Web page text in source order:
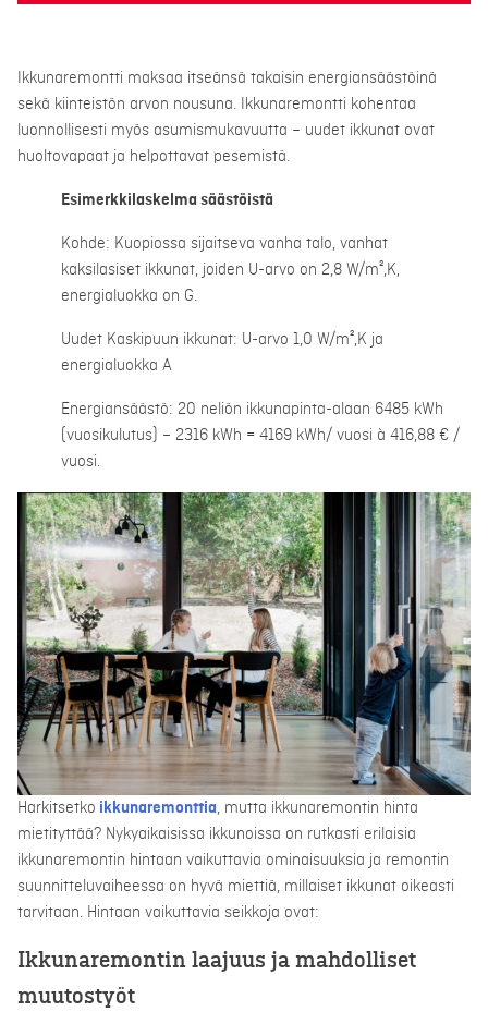
Ikkunaremontti maksaa itseänsä takaisin energiansäästöinä
sekä kiinteistön arvon nousuna. Ikkunaremontti kohentaa
luonnollisesti myös asumismukavuutta – uudet ikkunat ovat
huoltovapaat ja helpottavat pesemistä.
Esimerkkilaskelma säästöistä
Kohde: Kuopiossa sijaitseva vanha talo, vanhat
kaksilasiset ikkunat, joiden U-arvo on 2,8 W/m²,K,
energialuokka on G.
Uudet Kaskipuun ikkunat: U-arvo 1,0 W/m²,K ja
energialuokka A
Energiansäästö: 20 neliön ikkunapinta-alaan 6485 kWh
(vuosikulutus) – 2316 kWh = 4169 kWh/ vuosi à 416,88 € /
vuosi.
Harkitsetko ikkunaremonttia, mutta ikkunaremontin hinta
mietityttää? Nykyaikaisissa ikkunoissa on rutkasti erilaisia
ikkunaremontin hintaan vaikuttavia ominaisuuksia ja remontin
suunnitteluvaiheessa on hyvä miettiä, millaiset ikkunat oikeasti
tarvitaan. Hintaan vaikuttavia seikkoja ovat:
Ikkunaremontin laajuus ja mahdolliset
muutostyöt